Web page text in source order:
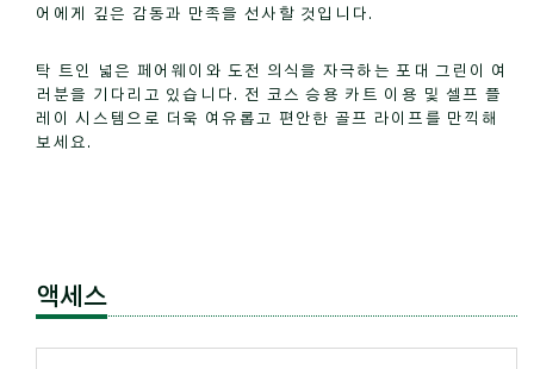
어에게 깊은 감동과 만족을 선사할 것입니다.
탁 트인 넓은 페어웨이와 도전 의식을 자극하는 포대 그린이 여
러분을 기다리고 있습니다. 전 코스 승용 카트 이용 및 셀프 플
레이 시스템으로 더욱 여유롭고 편안한 골프 라이프를 만끽해
보세요.
액세스